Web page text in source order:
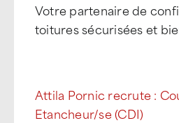
Votre partenaire de
toitures sécurisées et
Attila Pornic recrute :
Etancheur/se (CDI)